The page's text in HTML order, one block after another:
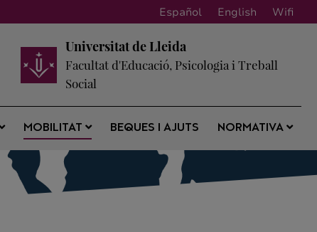
Español English Wifi
Universitat de Lleida
Facultat d'Educació, Psicologia i Treball
Social
MOBILITAT BEQUES I AJUTS NORMATIVA